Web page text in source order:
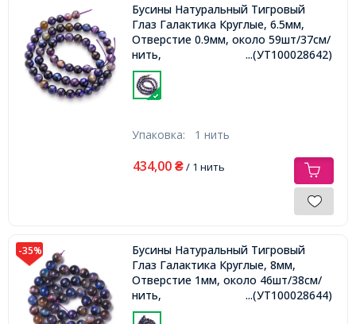
Бусины Натуральный Тигровый
Глаз Галактика Круглые, 6.5мм,
Отверстие 0.9мм, около 59шт/37см/
нить,
...(УТ100028642)
Упаковка: 1 нить
434,00 ₴/ 1 нить
-35%
Бусины Натуральный Тигровый
Глаз Галактика Круглые, 8мм,
Отверстие 1мм, около 46шт/38см/
нить,
...(УТ100028644)